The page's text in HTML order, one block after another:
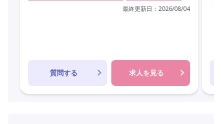
最終更新日： 2026/08/04
質問する 求人を見る